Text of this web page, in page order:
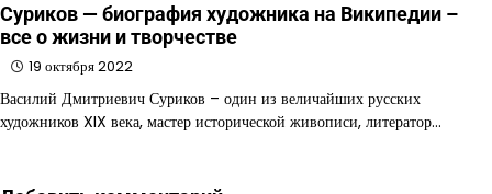
Суриков — биография художника на Википедии –
все о жизни и творчестве
19 октября 2022
Василий Дмитриевич Суриков – один из величайших русских
художников XIX века, мастер исторической живописи, литератор…